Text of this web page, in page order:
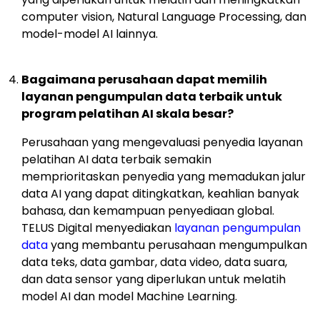
computer vision, Natural Language Processing, dan
model-model AI lainnya.
Bagaimana perusahaan dapat memilih
layanan pengumpulan data terbaik untuk
program pelatihan AI skala besar?
Perusahaan yang mengevaluasi penyedia layanan
pelatihan AI data terbaik semakin
memprioritaskan penyedia yang memadukan jalur
data AI yang dapat ditingkatkan, keahlian banyak
bahasa, dan kemampuan penyediaan global.
TELUS Digital menyediakan layanan pengumpulan
datayang membantu perusahaan mengumpulkan
data teks, data gambar, data video, data suara,
dan data sensor yang diperlukan untuk melatih
model AI dan model Machine Learning.